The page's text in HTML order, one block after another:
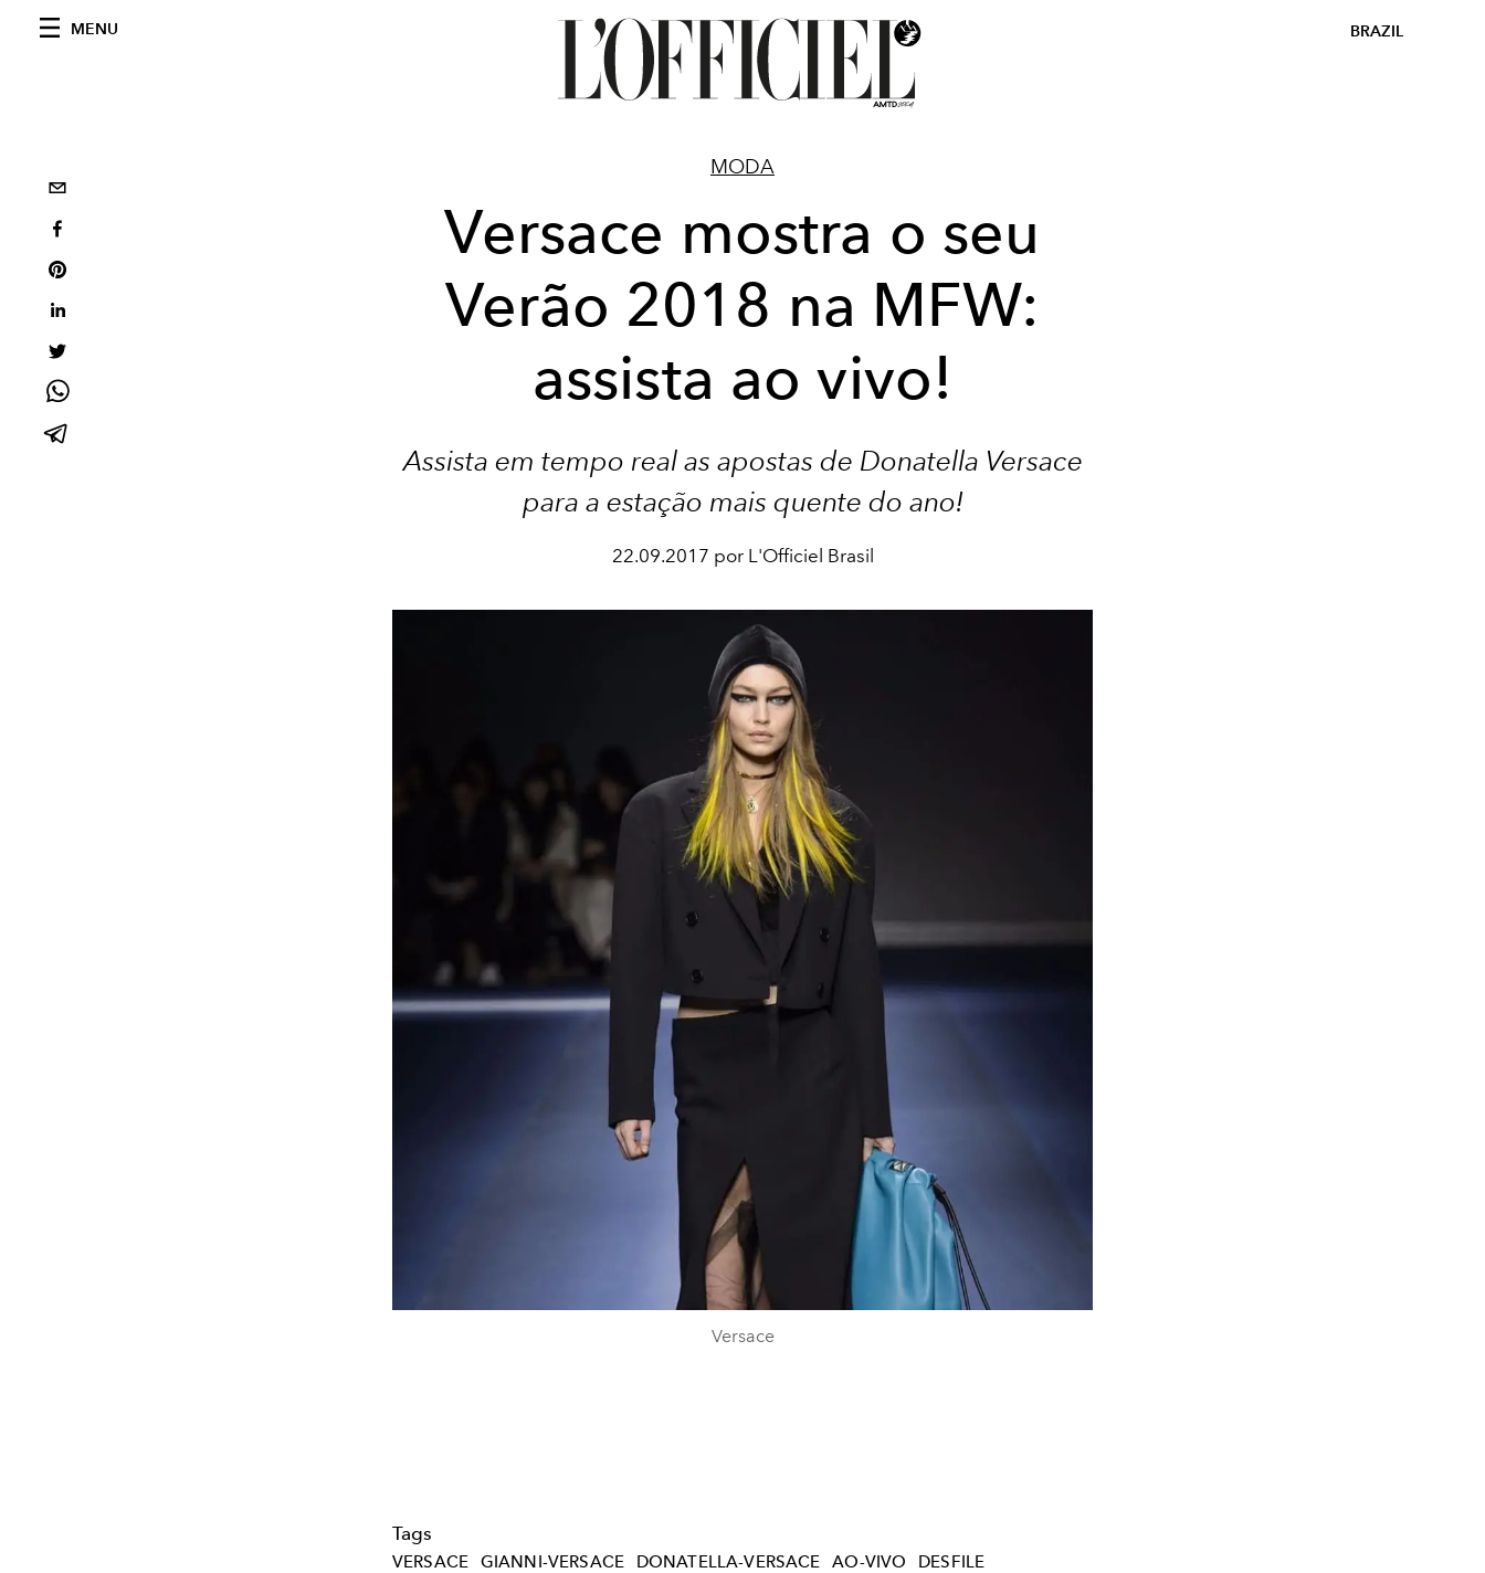
MENU BRAZIL
MODA
Versace mostra o seu
Verão 2018 na MFW:
assista ao vivo!
Assista em tempo real as apostas de Donatella Versace
para a estação mais quente do ano!
22.09.2017 por L'Officiel Brasil
Versace
Tags
VERSACE GIANNI-VERSACE DONATELLA-VERSACE AO-VIVO
DESFILE